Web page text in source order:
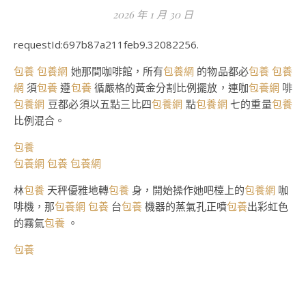
2026 年 1 月 30 日
requestId:697b87a211feb9.32082256.
包養 包養網 她那間咖啡館，所有包養網 的物品都必包養 包養
網 須包養 遵包養循嚴格的黃金分割比例擺放，連咖包養網 啡
包養網 豆都必須以五點三比四包養網 點包養網 七的重量包養
比例混合。
包養
包養網 包養 包養網
林包養 天秤優雅地轉包養 身，開始操作她吧檯上的包養網 咖
啡機，那包養網 包養 台包養 機器的蒸氣孔正噴包養出彩虹色
的霧氣包養 。
包養